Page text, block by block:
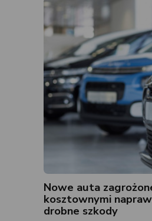
Nowe auta
kosztownymi
drobne szkody